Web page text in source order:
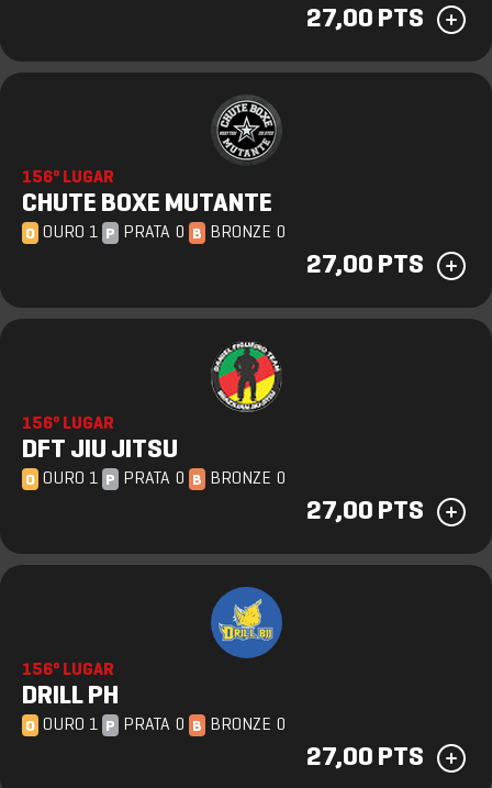
27,00 PTS
156º LUGAR
CHUTE BOXE MUTANTE
O OURO 1 P PRATA 0 B BRONZE 0
27,00 PTS
156º LUGAR
DFT JIU JITSU
O OURO 1 P PRATA 0 B BRONZE 0
27,00 PTS
156º LUGAR
DRILL PH
O OURO 1 P PRATA 0 B BRONZE 0
27,00 PTS